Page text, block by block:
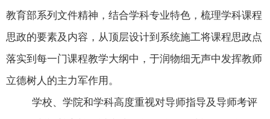
教育部系列文件精神，结合学科专业特色，梳理学科课程
思政的要素及内容，从顶层设计到系统施工将课程思政点
落实到每一门课程教学大纲中，于润物细无声中发挥教师
立德树人的主力军作用。
学校、学院和学科高度重视对导师指导及导师考评